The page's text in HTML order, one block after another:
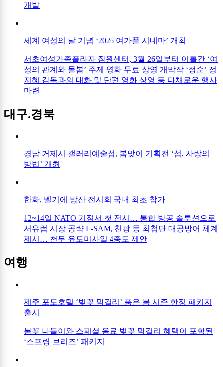
개발
세계 여성의 날 기념 ‘2026 여가플 시네마’ 개최
서초여성가족플라자 잠원센터, 3월 26일부터 이틀간 ‘여
성의 관계와 돌봄’ 주제 영화 무료 상영 개막작 ‘정순’ 정
지혜 감독과의 대화 및 단편 영화 상영 등 다채로운 행사
마련
대구.경북
경남 거제시 갤러리예술섬, 봄맞이 기획전 ‘섬, 사랑의
방법’ 개최
한화, 벨기에 방산 전시회 국내 최초 참가
12~14일 NATO 거점서 첫 전시… 통합 방공 솔루션으로
서유럽 시장 공략 L-SAM, 천광 등 최첨단 대공방어 체계
제시… 천무 유도미사일 4종도 제안
여행
제주 포도호텔 ‘벚꽃 막걸리’ 품은 봄 시즌 한정 패키지
출시
봄꽃 나들이와 스페셜 음료 벚꽃 막걸리 혜택이 포함된
‘스프링 브리즈’ 패키지